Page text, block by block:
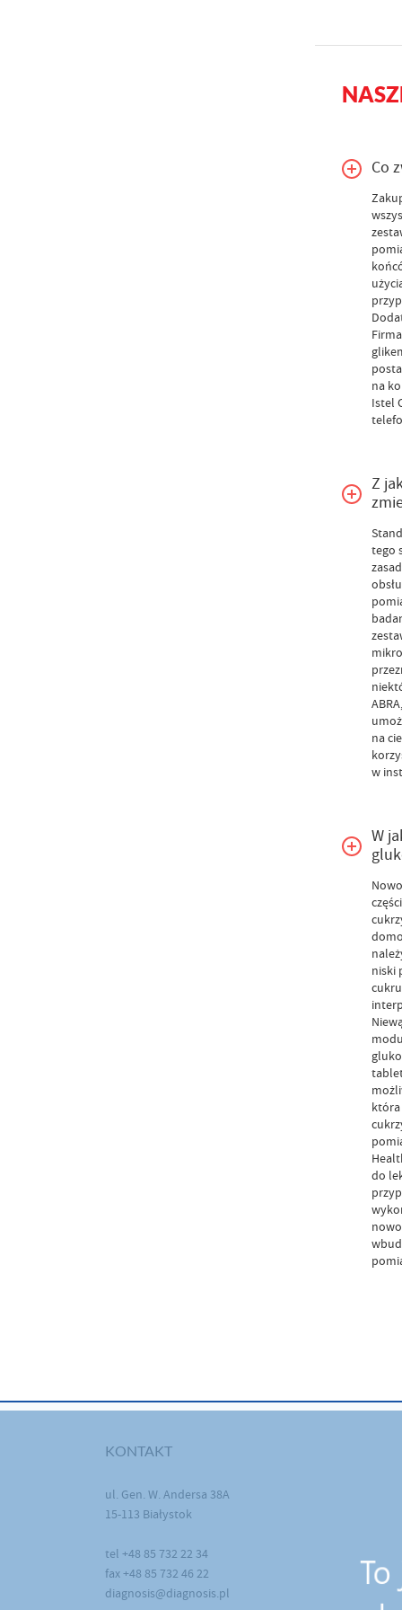
Co
na
Istel
Z
tego
na
w
W
niski
do
KONTAKT
ul. Gen. W. Andersa 38A
15-113 Białystok
tel +48 85 732 22 34
fax +48 85 732 46 22
diagnosis@diagnosis.pl